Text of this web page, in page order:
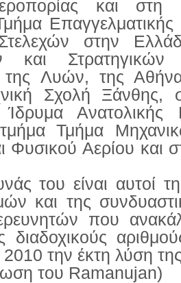
και στη
Επαγγελματικής
στην
και
της Λυών, της
Σχολή Ξάνθης,
Ίδρυμα Ανατολικής
Τμήμα
Φυσικού Αερίου και
του είναι αυτοί
και της
που
την έκτη λύση
του Ramanujan)